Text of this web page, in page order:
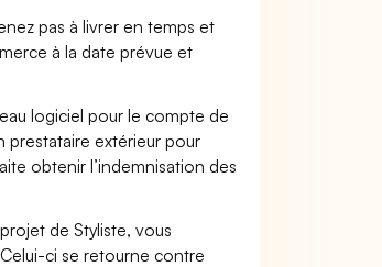
pas à livrer en temps et
à la date prévue et
logiciel pour le compte de
prestataire extérieur pour
obtenir l’indemnisation des
de Styliste, vous
ci se retourne contre